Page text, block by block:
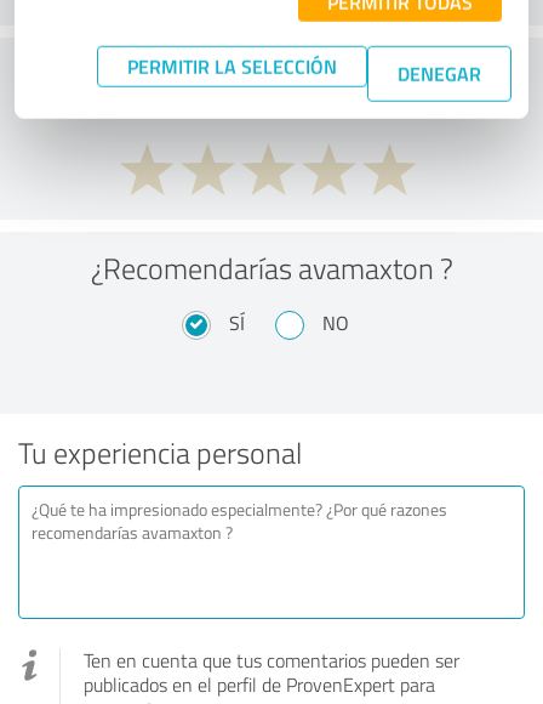
PERMITIR LA SELECCIÓN DENEGAR
¿Qué te parece la relación calidad-precio?
¿Recomendarías avamaxton ?
SÍ NO
Tu experiencia personal
Ten en cuenta que tus comentarios pueden ser
publicados en el perfil de ProvenExpert para